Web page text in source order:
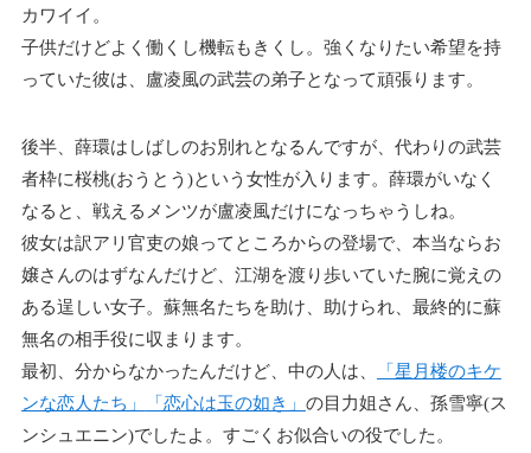
カワイイ。
子供だけどよく働くし機転もきくし。強くなりたい希望を持
っていた彼は、盧凌風の武芸の弟子となって頑張ります。
後半、薛環はしばしのお別れとなるんですが、代わりの武芸
者枠に桜桃(おうとう)という女性が入ります。薛環がいなく
なると、戦えるメンツが盧凌風だけになっちゃうしね。
彼女は訳アリ官吏の娘ってところからの登場で、本当ならお
嬢さんのはずなんだけど、江湖を渡り歩いていた腕に覚えの
ある逞しい女子。蘇無名たちを助け、助けられ、最終的に蘇
無名の相手役に収まります。
最初、分からなかったんだけど、中の人は、
「星月楼のキケ
ンな恋人たち」
「恋心は玉の如き」 の目力姐さん、孫雪寧(ス
ンシュエニン)でしたよ。すごくお似合いの役でした。